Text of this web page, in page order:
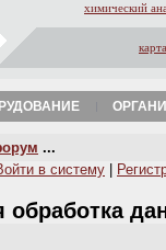
химический
...
в систему
обработка